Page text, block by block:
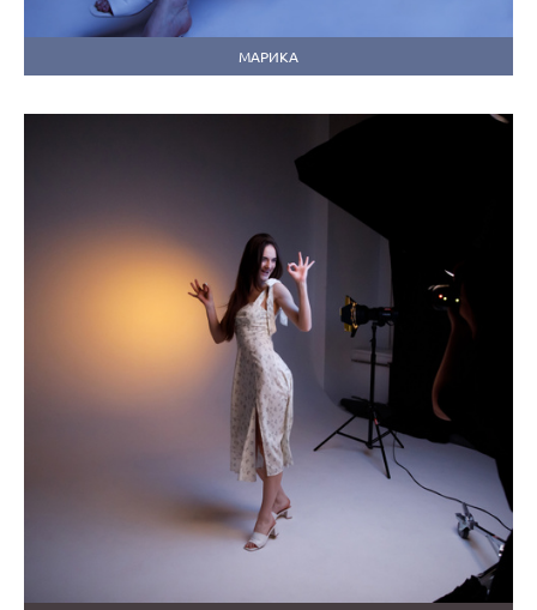
МАРИКА